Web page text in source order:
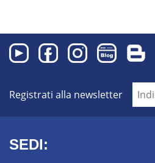
Registrati alla newsletter
SEDI: